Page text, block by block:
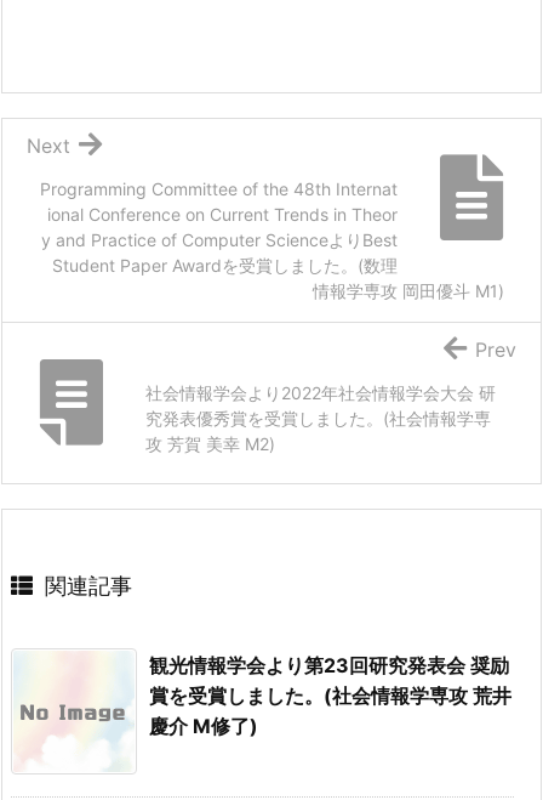
Programming Committee of the 48th Internat
ional Conference on Current Trends in Theor
y and Practice of Computer ScienceよりBest
Student Paper Awardを受賞しました。(数理
情報学専攻 岡田優斗 M1)
Next
社会情報学会より2022年社会情報学会大会 研
究発表優秀賞を受賞しました。(社会情報学専
攻 芳賀 美幸 M2)
Prev
関連記事
観光情報学会より第23回研究発表会 奨励
賞を受賞しました。(社会情報学専攻 荒井
慶介 M修了)